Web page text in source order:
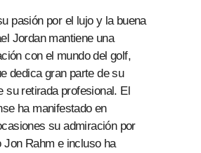
pasión por el lujo y la buena
Jordan mantiene una
con el mundo del golf,
dedica gran parte de su
su retirada profesional. El
ha manifestado en
su admiración por
Jon Rahm e incluso ha